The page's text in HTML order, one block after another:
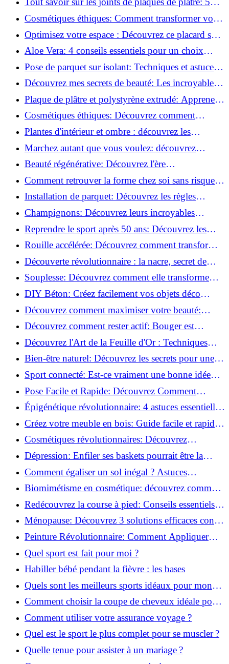
questions clés pour comprendre les fissures!
Cosmétiques éthiques: Comment transformer votre
routine beauté!
Optimisez votre espace : Découvrez ce placard sous
rampant à portes coulissantes!
Aloe Vera: 4 conseils essentiels pour un choix
parfait!
Pose de parquet sur isolant: Techniques et astuces
pour un sol parfait!
Découvrez mes secrets de beauté: Les incroyables
vertus du raisin!
Plaque de plâtre et polystyrène extrudé: Apprenez
à les coller efficacement!
Cosmétiques éthiques: Découvrez comment
transformer votre routine beauté!
Plantes d'intérieur et ombre : découvrez les
meilleures pour votre maison !
Marchez autant que vous voulez: découvrez
pourquoi c'est bénéfique!
Beauté régénérative: Découvrez l'ère
révolutionnaire de la cosmétique verte!
Comment retrouver la forme chez soi sans risque
de blessure: Techniques et conseils sûrs!
Installation de parquet: Découvrez les règles
essentielles à respecter!
Champignons: Découvrez leurs incroyables
pouvoirs antioxydants!
Reprendre le sport après 50 ans: Découvrez les
meilleures méthodes!
Rouille accélérée: Découvrez comment transformer
la corrosion en déco tendance!
Découverte révolutionnaire : la nacre, secret de
régénération inouï !
Souplesse: Découvrez comment elle transforme
votre performance sportive!
DIY Béton: Créez facilement vos objets déco
tendance!
Découvrez comment maximiser votre beauté:
Astuces et secrets révélés!
Découvrez comment rester actif: Bouger est
toujours possible!
Découvrez l'Art de la Feuille d'Or : Techniques
Incontournables pour Réussir!
Bien-être naturel: Découvrez les secrets pour une
vie saine!
Sport connecté: Est-ce vraiment une bonne idée
pour vous?
Pose Facile et Rapide: Découvrez Comment
Monter des Carreaux de Béton Cellulaire!
Épigénétique révolutionnaire: 4 astuces essentielles
pour transformer votre bien-être!
Créez votre meuble en bois: Guide facile et rapide
pour débutants!
Cosmétiques révolutionnaires: Découvrez
comment les fermes verticales transforment la
beauté!
Dépression: Enfiler ses baskets pourrait être la
solution!
Comment égaliser un sol inégal ? Astuces
infaillibles pour réussir !
Biomimétisme en cosmétique: découvrez comment
la nature inspire l'avenir des soins beauté!
Redécouvrez la course à pied: Conseils essentiels
pour reprendre!
Ménopause: Découvrez 3 solutions efficaces contre
les bouffées de chaleur!
Peinture Révolutionnaire: Comment Appliquer
Deux Couleurs Sur Une Porte!
Quel sport est fait pour moi ?
Habiller bébé pendant la fièvre : les bases
Quels sont les meilleurs sports idéaux pour mon
enfant ?
Comment choisir la coupe de cheveux idéale pour
votre visage ?
Comment utiliser votre assurance voyage ?
Quel est le sport le plus complet pour se muscler ?
Quelle tenue pour assister à un mariage ?